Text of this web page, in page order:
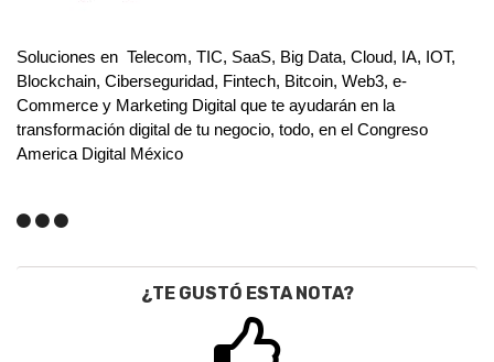
Soluciones en Telecom, TIC, SaaS, Big Data, Cloud, IA, IOT,
Blockchain, Ciberseguridad, Fintech, Bitcoin, Web3, e-
Commerce y Marketing Digital que te ayudarán en la
transformación digital de tu negocio, todo, en el Congreso
America Digital México
¿TE GUSTÓ ESTA NOTA?